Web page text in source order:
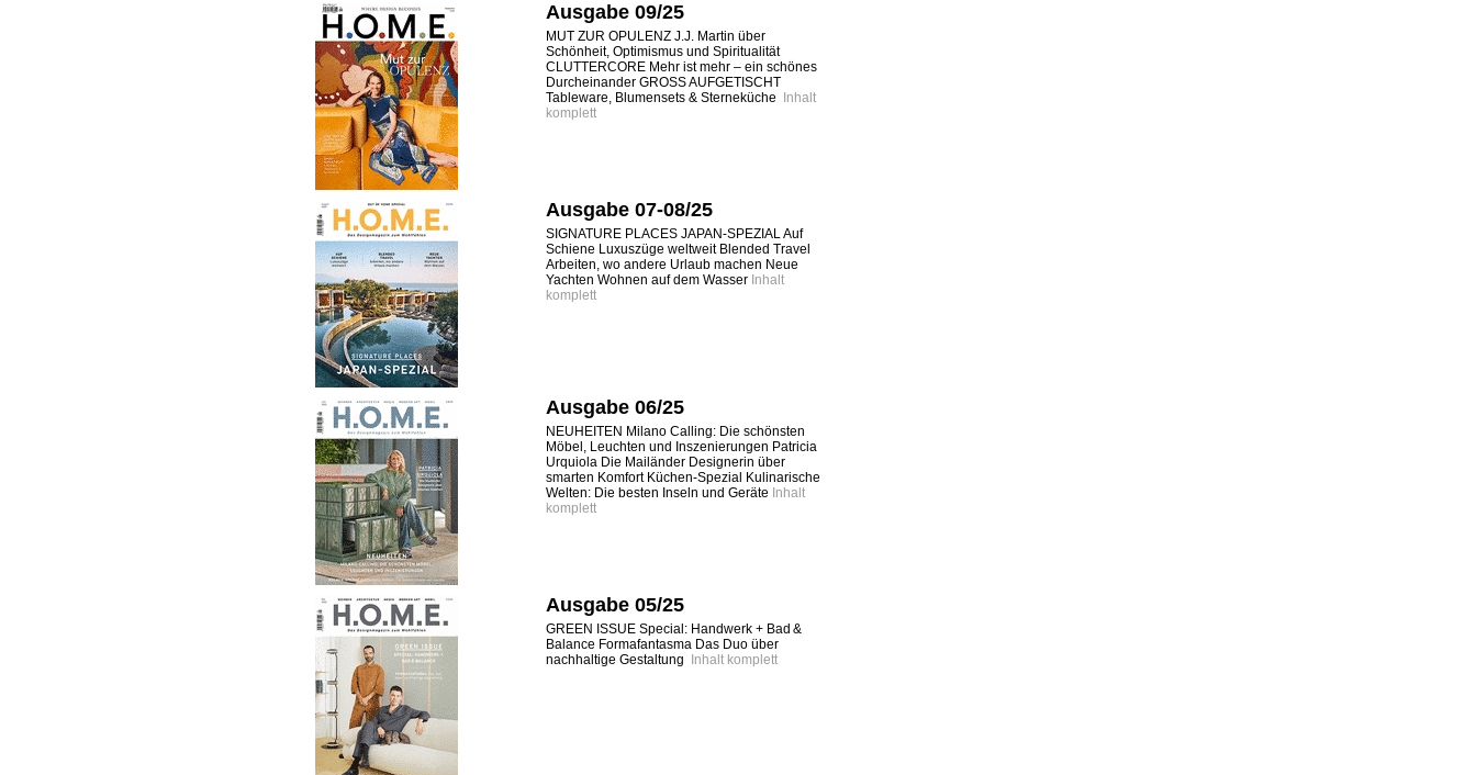
Ausgabe 09/25
MUT ZUR OPULENZ J.J. Martin über
Schönheit, Optimismus und Spiritualität
CLUTTERCORE Mehr ist mehr – ein schönes
Durcheinander GROSS AUFGETISCHT
Tableware, Blumensets & Sterneküche
Inhalt
komplett
Ausgabe 07-08/25
SIGNATURE PLACES JAPAN-SPEZIAL Auf
Schiene Luxuszüge weltweit Blended Travel
Arbeiten, wo andere Urlaub machen Neue
Yachten Wohnen auf dem Wasser Inhalt
komplett
Ausgabe 06/25
NEUHEITEN Milano Calling: Die schönsten
Möbel, Leuchten und Inszenierungen Patricia
Urquiola Die Mailänder Designerin über
smarten Komfort Küchen-Spezial Kulinarische
Welten: Die besten Inseln und Geräte Inhalt
komplett
Ausgabe 05/25
GREEN ISSUE Special: Handwerk + Bad &
Balance Formafantasma Das Duo über
nachhaltige Gestaltung
Inhalt komplett